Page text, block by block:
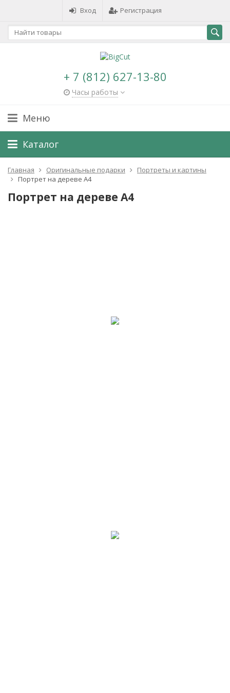
Вход Регистрация
+ 7 (812) 627-13-80
Часы работы
Меню
Каталог
Главная Оригинальные подарки
Портреты и картины
Портрет на дереве А4
Портрет на дереве А4